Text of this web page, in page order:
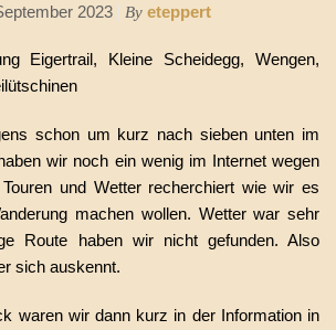
2023 By eteppert
Eigertrail, Kleine Scheidegg, Wengen,
schon um kurz nach sieben unten im
wir noch ein wenig im Internet wegen
und Wetter recherchiert wie wir es
machen wollen. Wetter war sehr
Route haben wir nicht gefunden. Also
sich auskennt.
waren wir dann kurz in der Information in